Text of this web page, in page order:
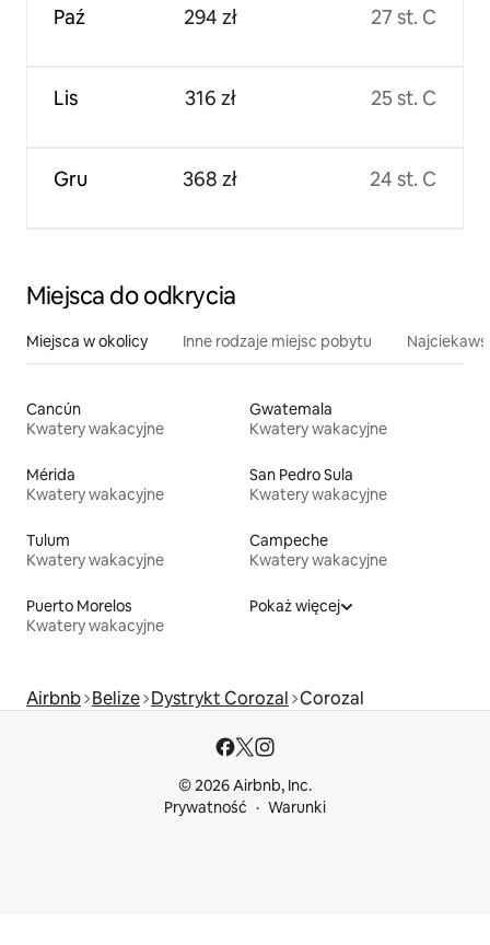
Paź
Lis
Gru
294 zł
316 zł
368 zł
27 st. C
25 st. C
24 st. C
Miejsca do odkrycia
Miejsca w okolicy Inne rodzaje miejsc pobytu
Cancún
Kwatery wakacyjne
Gwatemala
Kwatery wakacyjne
Mérida
Kwatery wakacyjne
San Pedro Sula
Kwatery wakacyjne
Tulum
Kwatery wakacyjne
Campeche
Kwatery wakacyjne
Puerto Morelos
Kwatery wakacyjne
Pokaż więcej
Airbnb Belize Dystrykt Corozal Corozal
© 2026 Airbnb, Inc.
Prywatność
Warunki